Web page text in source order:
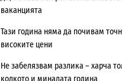
ваканцията
Тази година няма да почивам
високите цени
Не забелязвам разлика – харча
колкото и миналата година